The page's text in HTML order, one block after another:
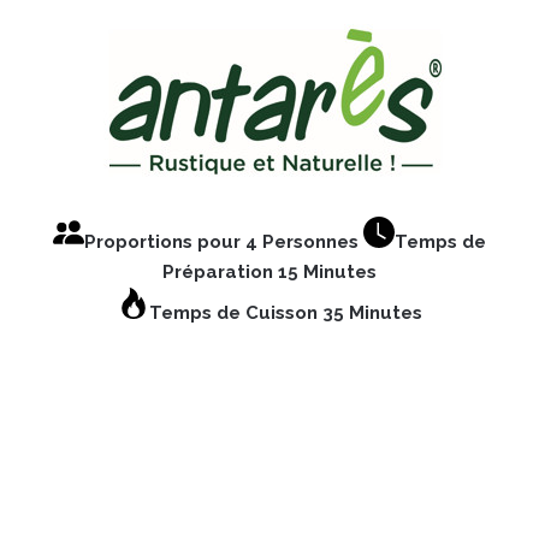
Proportions pour 4 Personnes
Temps de
Préparation 15 Minutes
Temps de Cuisson 35 Minutes